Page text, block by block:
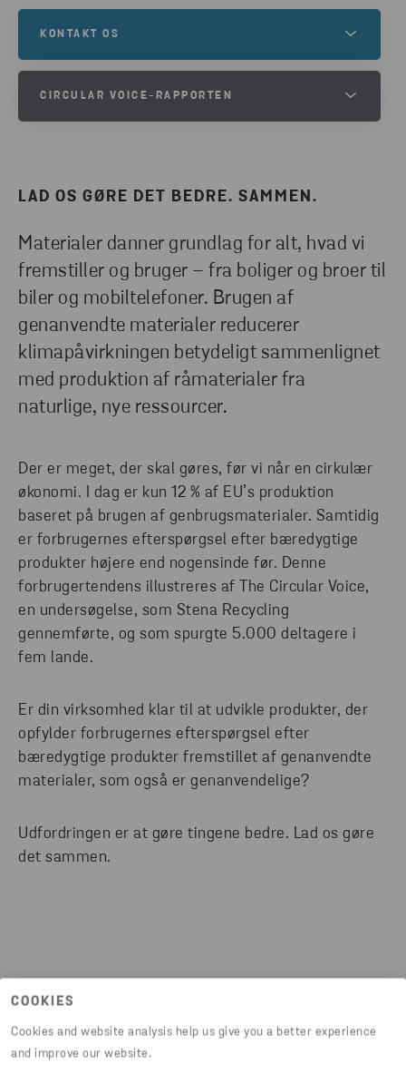
COOKIES
Cookies and website analysis help us give you a better experience
and improve our website.
LAD OS GØRE DET BEDRE. SAMMEN.
Materialer danner grundlag for alt, hvad vi
fremstiller og bruger – fra boliger og broer til
biler og mobiltelefoner. Brugen af
genanvendte materialer reducerer
klimapåvirkningen betydeligt sammenlignet
med produktion af råmaterialer fra
naturlige, nye ressourcer.
Der er meget, der skal gøres, før vi når en cirkulær
økonomi. I dag er kun 12 % af EU’s produktion
baseret på brugen af genbrugsmaterialer. Samtidig
er forbrugernes efterspørgsel efter bæredygtige
produkter højere end nogensinde før. Denne
forbrugertendens illustreres af The Circular Voice,
en undersøgelse, som Stena Recycling
gennemførte, og som spurgte 5.000 deltagere i
fem lande.
Er din virksomhed klar til at udvikle produkter, der
opfylder forbrugernes efterspørgsel efter
bæredygtige produkter fremstillet af genanvendte
materialer, som også er genanvendelige?
Udfordringen er at gøre tingene bedre. Lad os gøre
det sammen.
KONTAKT OS
CIRCULAR VOICE-RAPPORTEN
For yderligere oplysninger